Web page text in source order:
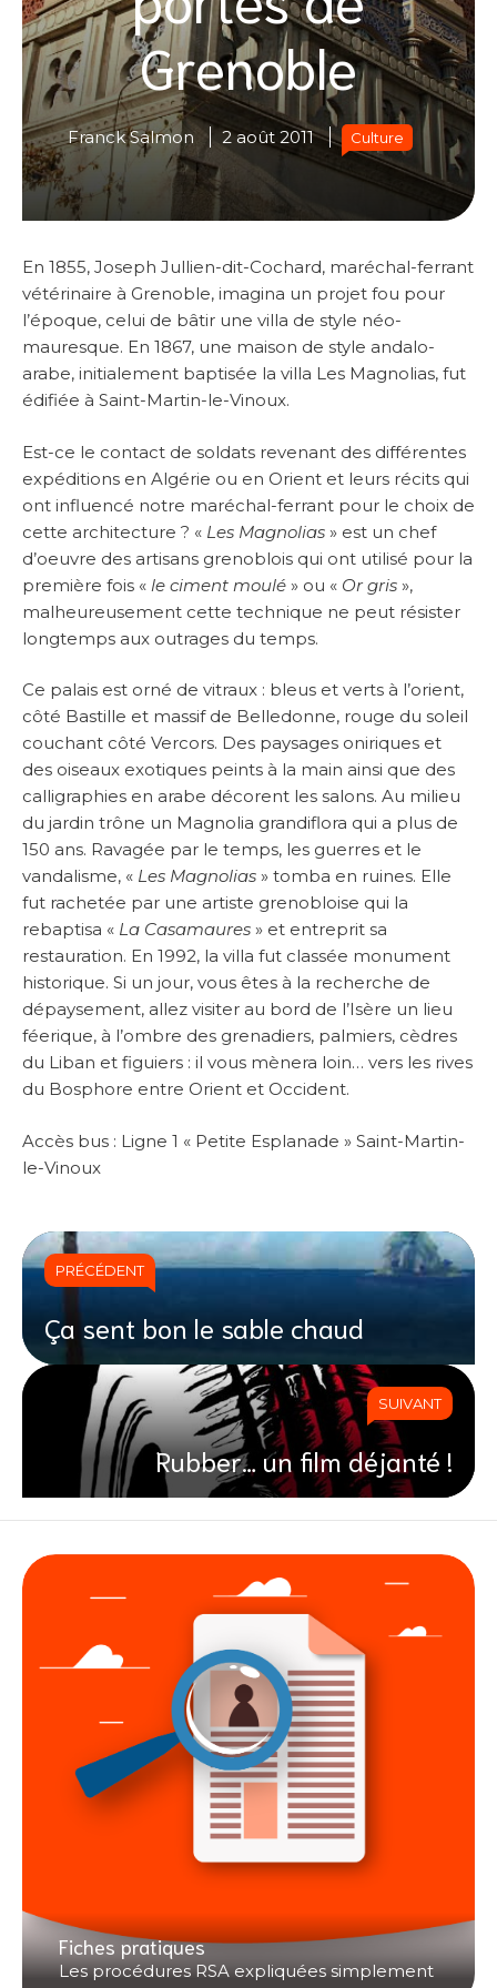
Grenoble
Franck Salmon 2 août 2011 Culture
En 1855, Joseph Jullien-dit-Cochard, maréchal-ferrant
vétérinaire à Grenoble, imagina un projet fou pour
l’époque, celui de bâtir une villa de style néo-
mauresque. En 1867, une maison de style andalo-
arabe, initialement baptisée la villa Les Magnolias, fut
édifiée à Saint-Martin-le-Vinoux.
Est-ce le contact de soldats revenant des différentes
expéditions en Algérie ou en Orient et leurs récits qui
ont influencé notre maréchal-ferrant pour le choix de
cette architecture ? « Les Magnolias » est un chef
d’oeuvre des artisans grenoblois qui ont utilisé pour la
première fois « le ciment moulé » ou « Or gris »,
malheureusement cette technique ne peut résister
longtemps aux outrages du temps.
Ce palais est orné de vitraux : bleus et verts à l’orient,
côté Bastille et massif de Belledonne, rouge du soleil
couchant côté Vercors. Des paysages oniriques et
des oiseaux exotiques peints à la main ainsi que des
calligraphies en arabe décorent les salons. Au milieu
du jardin trône un Magnolia grandiflora qui a plus de
150 ans. Ravagée par le temps, les guerres et le
vandalisme, « Les Magnolias » tomba en ruines. Elle
fut rachetée par une artiste grenobloise qui la
rebaptisa « La Casamaures » et entreprit sa
restauration. En 1992, la villa fut classée monument
historique. Si un jour, vous êtes à la recherche de
dépaysement, allez visiter au bord de l’Isère un lieu
féerique, à l’ombre des grenadiers, palmiers, cèdres
du Liban et figuiers : il vous mènera loin… vers les rives
du Bosphore entre Orient et Occident.
Accès bus : Ligne 1 « Petite Esplanade » Saint-Martin-
le-Vinoux
PRÉCÉDENT
Ça sent bon le sable chaud
SUIVANT
Rubber… un film déjanté !
Fiches pratiques
Les procédures RSA expliquées simplement